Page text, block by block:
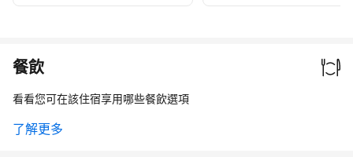
餐飲
看看您可在該住宿享用哪些餐飲選項
了解更多